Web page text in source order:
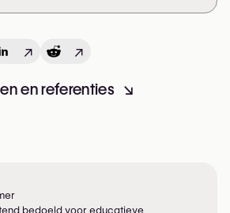
harmonie en balans
zo
↗ ↗
en referenties ↘
bedoeld voor educatieve